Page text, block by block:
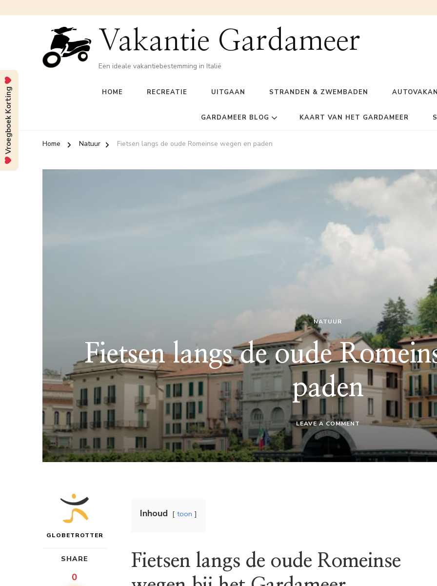
Vakantie Gardameer
Een ideale vakantiebestemming in Italië
HOME RECREATIE UITGAAN STRANDEN & ZWEMBADEN
GARDAMEER BLOG KAART VAN HET GARDAMEER
Home Natuur Fietsen langs de oude Romeinse wegen en paden
NATUUR
Fietsen langs de oude
paden
LEAVE A COMMENT ON
DE
OUDE
ROMEINSE
GLOBETROTTER
SHARE
0
Inhoud toon
Fietsen langs de oude Romeinse
Vroegboek Korting